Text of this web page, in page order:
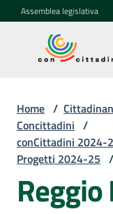
Vai al contenuto
Vai alla navigazione
Vai al footer
Assemblea legislativa
Concittadini
Menu selezionato
Porte
aperte
Home /
Concittadini /
conCittadini 2024-
Progetti 2024-25 /